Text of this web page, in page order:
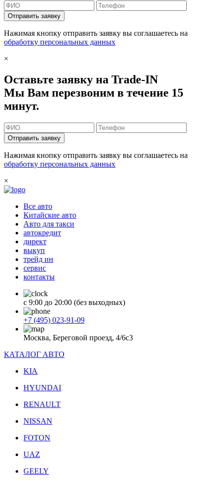
Отправить заявку
Нажимая кнопку отправить заявку вы соглашаетесь на
обработку персональных данных
×
Оставьте заявку на Trade-IN
Мы Вам перезвоним в течение 15
минут.
Отправить заявку
Нажимая кнопку отправить заявку вы соглашаетесь на
обработку персональных данных
×
Все авто
Китайские авто
Авто для такси
автокредит
директ
выкуп
трейд ин
сервис
контакты
с 9:00 до 20:00 (без выходных)
+7 (495) 023-91-09
Москва, Береговой проезд, 4/6с3
КАТАЛОГ АВТО
KIA
HYUNDAI
RENAULT
NISSAN
FOTON
UAZ
GEELY